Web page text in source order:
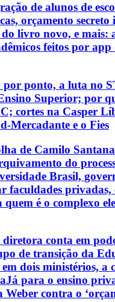
de alunos de
orçamento
do livro novo, e mais:
feitos por app
por ponto, a luta no
Superior; por
cortes na Casper
Mercadante e o Fies
de Camilo
do
Brasil,
faculdades privadas,
quem é o complexo
diretora conta em
de transição da
dois ministérios, a
para o ensino
contra o